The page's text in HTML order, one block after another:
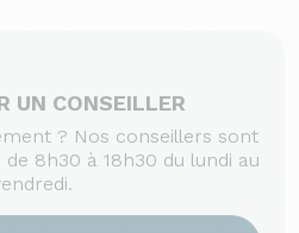
UN CONSEILLER
? Nos conseillers sont
8h30 à 18h30 du lundi au